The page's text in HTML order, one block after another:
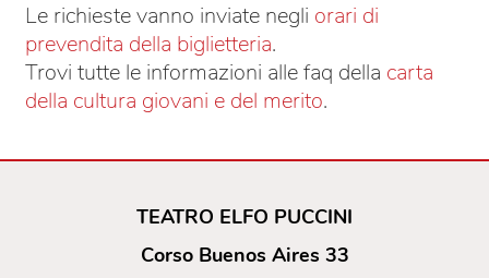
Le richieste vanno inviate negli orari di
prevendita della biglietteria.
Trovi tutte le informazioni alle faq della carta
della cultura giovani e del merito.
TEATRO ELFO PUCCINI
Corso Buenos Aires 33